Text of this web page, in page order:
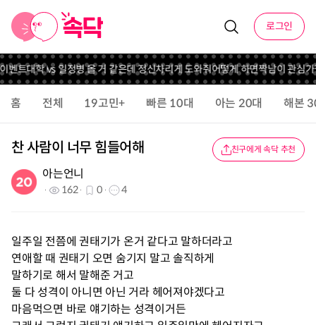
로그인
벤트대학 vs 일정병 올 거 같은데 정신차리게 도와줘어떻게 하면짝남이 관심가
홈 전체 19고민+ 빠른 10대 아는 20대 해본
찬 사람이 너무 힘들어해 친구에게 속닥 추천
아는언니
162 0 4
일주일 전쯤에 권태기가 온거 같다고 말하더라고
연애할 때 권태기 오면 숨기지 말고 솔직하게
말하기로 해서 말해준 거고
둘 다 성격이 아니면 아닌 거라 헤어져야겠다고
마음먹으면 바로 얘기하는 성격이거든